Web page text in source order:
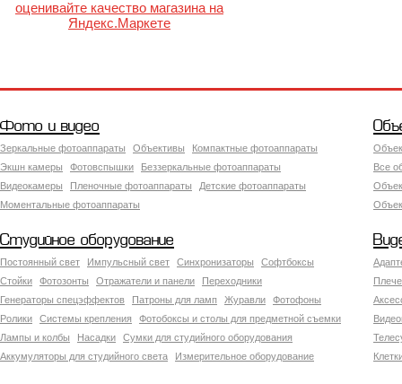
Фото и видео
Зеркальные фотоаппараты Объективы
Компактные фотоаппараты
Экшн камеры
Фотовспышки
Беззеркальные фотоаппараты
Видеокамеры
Пленочные фотоаппараты
Детские фотоаппараты
Моментальные фотоаппараты
Все
Студийное оборудование
Постоянный свет Импульсный свет Синхронизаторы
Софтбоксы
Стойки
Фотозонты Отражатели и панели
Переходники
Генераторы спецэффектов
Патроны для ламп Журавли
Фотофоны
Ролики
Системы крепления
Фотобоксы и столы для предметной съемки
Лампы и колбы
Насадки
Сумки для студийного оборудования
Аккумуляторы для студийного света
Измерительное оборудование